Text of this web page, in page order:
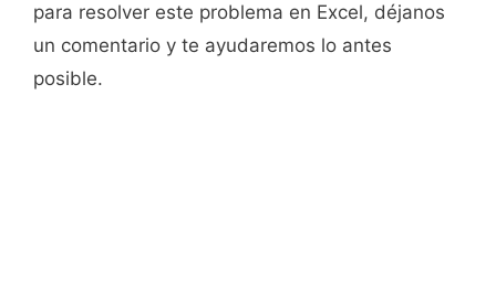
para resolver este problema en Excel, déjanos
un comentario y te ayudaremos lo antes
posible.